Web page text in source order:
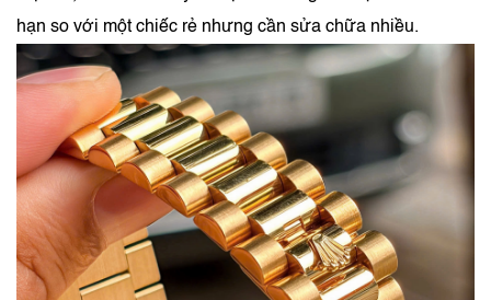
hạn so với một chiếc rẻ nhưng cần sửa chữa nhiều.